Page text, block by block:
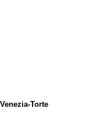
Venezia-Torte